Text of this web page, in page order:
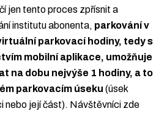
jen tento proces zpřísnit a
institutu abonenta, parkování v
parkovací hodiny, tedy s
mobilní aplikace, umožňuje
na dobu nejvýše 1 hodiny, a to
parkovacím úseku (úsek
nebo její část). Návštěvníci zde